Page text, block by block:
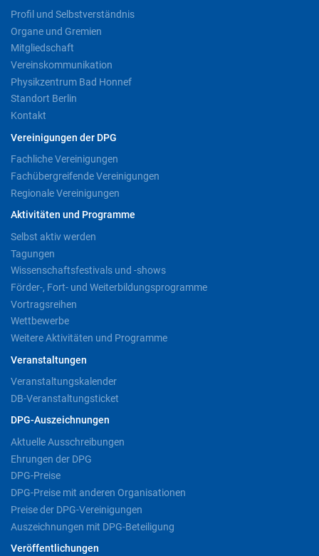
Profil und Selbstverständnis
Organe und Gremien
Mitgliedschaft
Vereinskommunikation
Physikzentrum Bad Honnef
Standort Berlin
Kontakt
Vereinigungen der DPG
Fachliche Vereinigungen
Fachübergreifende Vereinigungen
Regionale Vereinigungen
Aktivitäten und Programme
Selbst aktiv werden
Tagungen
Wissenschaftsfestivals und -shows
Förder-, Fort- und Weiterbildungsprogramme
Vortragsreihen
Wettbewerbe
Weitere Aktivitäten und Programme
Veranstaltungen
Veranstaltungskalender
DB-Veranstaltungsticket
DPG-Auszeichnungen
Aktuelle Ausschreibungen
Ehrungen der DPG
DPG-Preise
DPG-Preise mit anderen Organisationen
Preise der DPG-Vereinigungen
Auszeichnungen mit DPG-Beteiligung
Veröffentlichungen